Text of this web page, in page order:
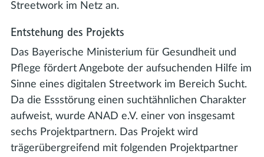
Streetwork im Netz an.
Entstehung des Projekts
Das Bayerische Ministerium für Gesundheit und
Pflege fördert Angebote der aufsuchenden Hilfe im
Sinne eines digitalen Streetwork im Bereich Sucht.
Da die Essstörung einen suchtähnlichen Charakter
aufweist, wurde ANAD e.V. einer von insgesamt
sechs Projektpartnern. Das Projekt wird
trägerübergreifend mit folgenden Projektpartner